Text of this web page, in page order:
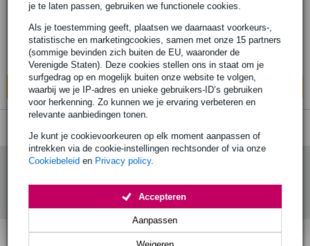
je te laten passen, gebruiken we functionele cookies.
Als je toestemming geeft, plaatsen we daarnaast voorkeurs-,
statistische en marketingcookies, samen met onze 15 partners
(sommige bevinden zich buiten de EU, waaronder de
Verenigde Staten). Deze cookies stellen ons in staat om je
surfgedrag op en mogelijk buiten onze website te volgen,
waarbij we je IP-adres en unieke gebruikers-ID’s gebruiken
voor herkenning. Zo kunnen we je ervaring verbeteren en
relevante aanbiedingen tonen.
Je kunt je cookievoorkeuren op elk moment aanpassen of
intrekken via de cookie-instellingen rechtsonder of via onze
Cookiebeleid en Privacy policy.
Aanpassen
Accepteren
€ 3.099,-
Op voorraad
Ook in1 winkelop voorraad
In mijn winkelwagen